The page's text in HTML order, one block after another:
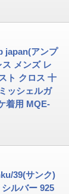
japan(アンプ
メンズ レ
ト クロス 十
ッシェルガ
着用 MQE-
39(サンク)
ルバー 925